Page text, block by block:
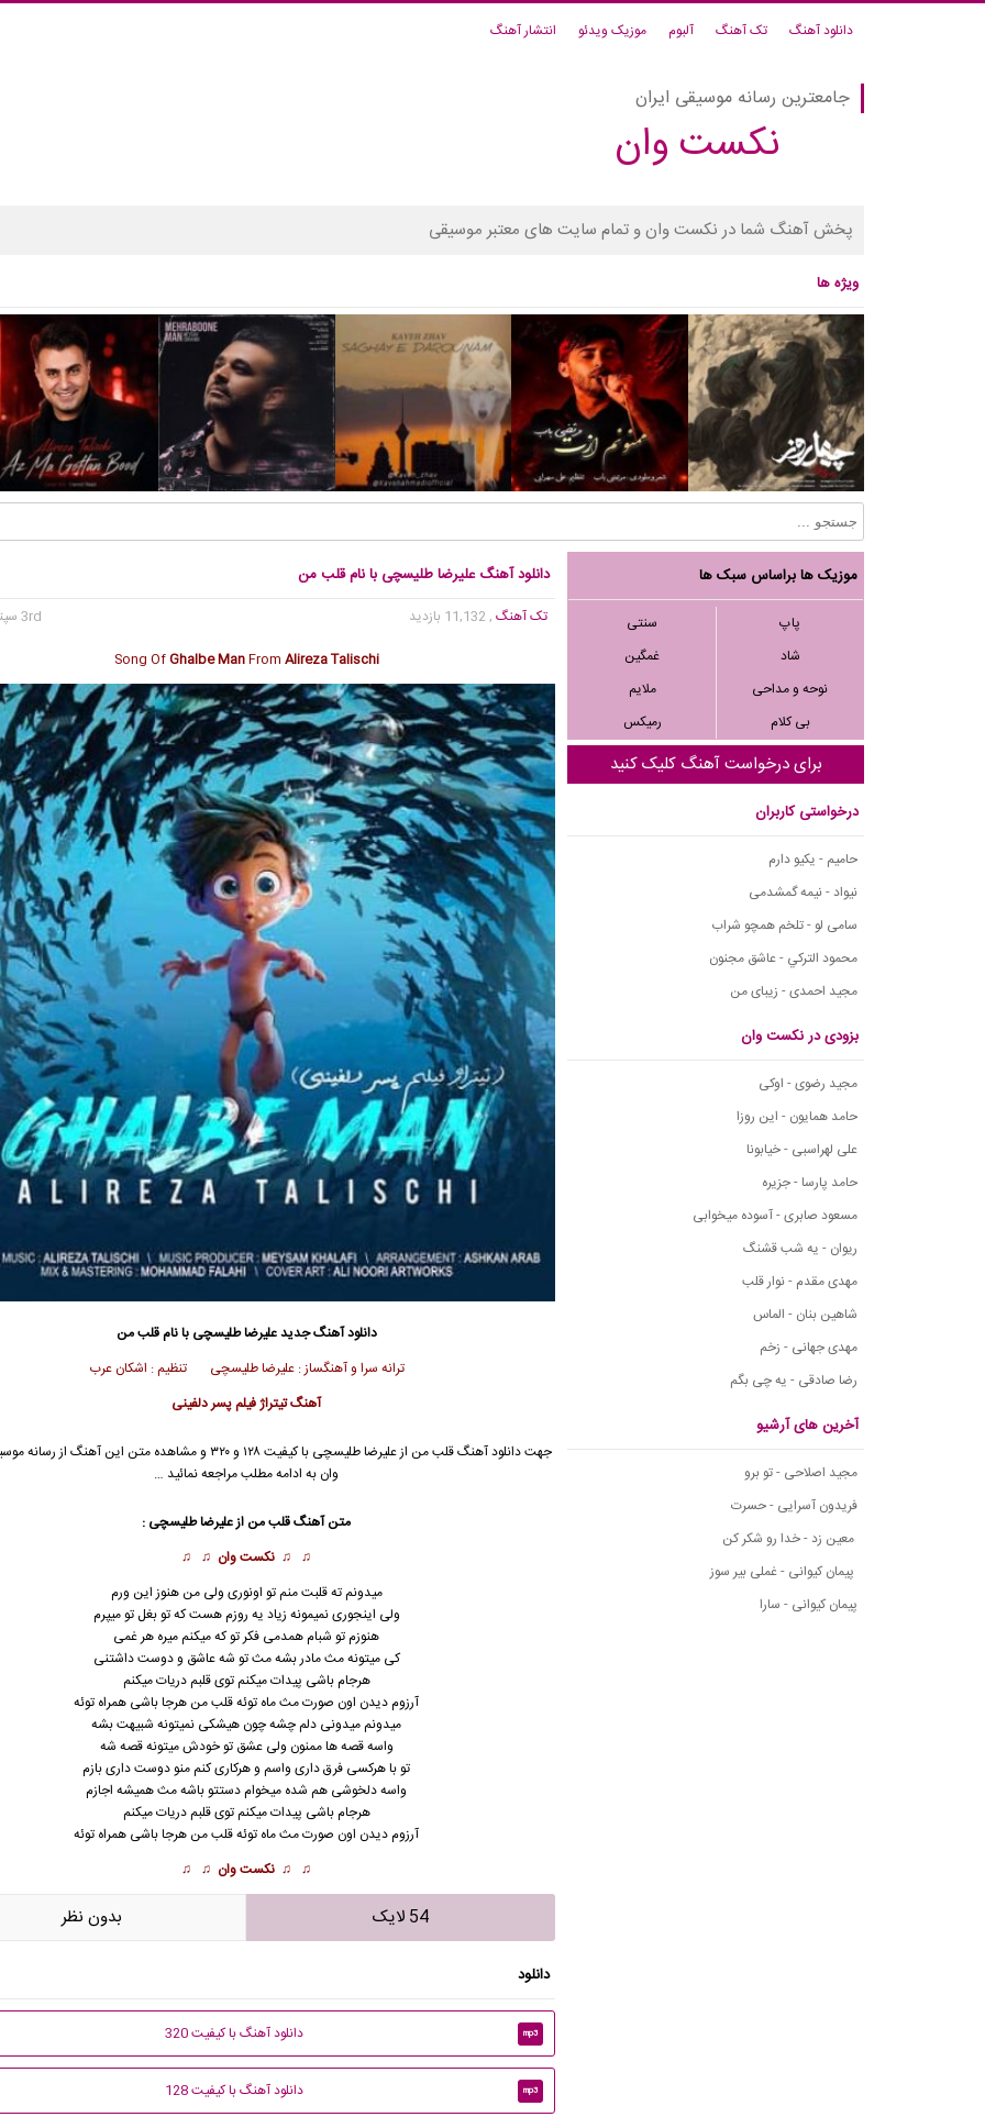
دانلود آهنگ تک آهنگ آلبوم موزیک ویدئو انتشار آهنگ
جامعترین رسانه موسیقی ایران
نکست وان
پخش آهنگ شما در نکست وان و تمام سایت های معتبر موسیقی
ویژه ها
موزیک ها براساس سبک ها
پاپ
سنتی
شاد
غمگین
نوحه و مداحی
ملایم
بی کلام
رمیکس
برای درخواست آهنگ کلیک کنید
درخواستی کاربران
حامیم - یکیو دارم
نیواد - نیمه گمشدمی
سامی لو - تلخم همچو شراب
محمود التركي - عاشق مجنون
مجید احمدی - زیبای من
بزودی در نکست وان
مجید رضوی - اوکی
حامد همایون - این روزا
علی لهراسبی - خیابونا
حامد پارسا - جزیره
مسعود صابری - آسوده میخوابی
ریوان - یه شب قشنگ
مهدی مقدم - نوار قلب
شاهین بنان - الماس
مهدی جهانی - زخم
رضا صادقی - یه چی بگم
آخرین های آرشیو
مجید اصلاحی - تو برو
فریدون آسرایی - حسرت
معین زد - خدا رو شکر کن
پیمان کیوانی - غملی بیر سوز
پیمان کیوانی - سارا
دانلود آهنگ علیرضا طلیسچی با نام قلب من
تک آهنگ, 11,132 بازدید
3rd سپتامبر 2022
Song OfGhalbe ManFrom Alireza Talischi
دانلود آهنگ جدیدعلیرضا طلیسچی با نام قلب من
ترانه سرا و آهنگساز : علیرضا طلیسچی تنظیم : اشکان عرب
آهنگ تیتراژ فیلم پسر دلفینی
جهت دانلود آهنگ قلب من ازعلیرضا طلیسچی
با کیفیت ۱۲۸ و ۳۲۰ و مشاهده متن این آهنگ از
وان به ادامه مطلب مراجعه نمائید …
متن آهنگ قلب من ازعلیرضا طلیسچی :
♫ ♫ نکست وان ♫ ♫
میدونم ته قلبت منم تو اونوری ولی من هنوز این ورم
ولی اینجوری نمیمونه زیاد یه روزم هست که تو بغل تو میپرم
هنوزم تو شبام همدمی فکر تو که میکنم میره هر غمی
کی میتونه مث مادر بشه مث تو شه عاشق و دوست داشتنی
هرجام باشی پیدات میکنم توی قلبم دریات میکنم
آرزوم دیدن اون صورت مث ماه توئه قلب من هرجا باشی همراه توئه
میدونم میدونی دلم چشه چون هیشکی نمیتونه شبیهت بشه
واسه قصه ها ممنون ولی عشق تو خودش میتونه قصه شه
تو با هرکسی فرق داری واسم و هرکاری کنم منو دوست داری بازم
واسه دلخوشی هم شده میخوام دستتو باشه مث همیشه اجازم
هرجام باشی پیدات میکنم توی قلبم دریات میکنم
آرزوم دیدن اون صورت مث ماه توئه قلب من هرجا باشی همراه توئه
♫ ♫ نکست وان ♫ ♫
54 لایک بدون نظر
دانلود
mp3 دانلود آهنگ با کیفیت 320
mp3 دانلود آهنگ با کیفیت 128